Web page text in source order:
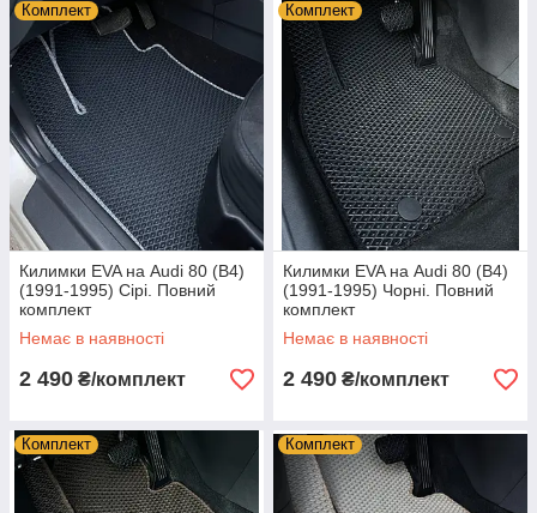
Комплект
Килимки EVA на Audi 80 (B4)
(1991-1995) Сірі. Повний
комплект
Немає в наявності
2 490 ₴/комплект
Комплект
Килимки EVA на Audi 80 (B4)
(1991-1995) Чорні. Повний
комплект
Немає в наявності
2 490 ₴/комплект
Комплект Комплект